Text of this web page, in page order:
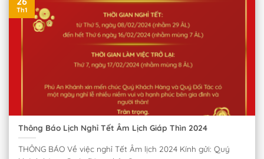
Thông Báo Lịch Nghỉ Tết Âm Lịch Giáp Thìn 2024
THÔNG BÁO Về việc nghỉ Tết Âm lịch 2024 Kính gửi: Quý
Th1